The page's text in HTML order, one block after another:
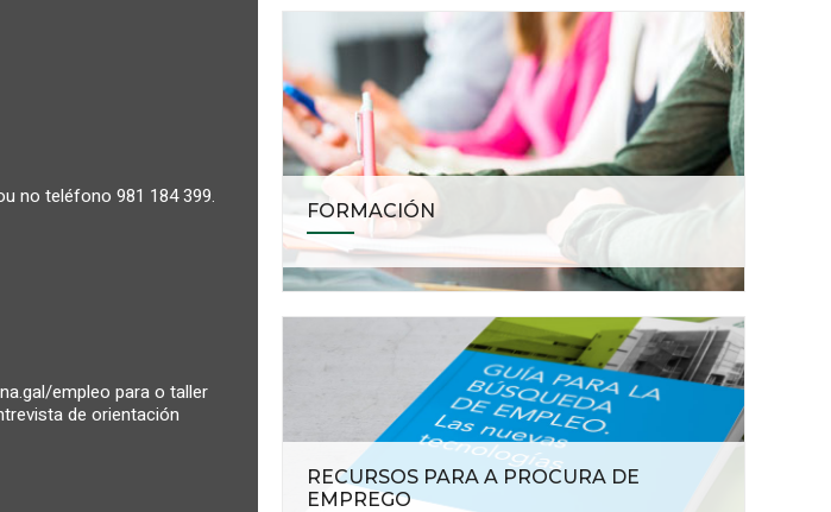
no teléfono 981 184 399.
empleo para o taller
de orientación
FORMACIÓN
RECURSOS PARA A PROCURA DE
EMPREGO